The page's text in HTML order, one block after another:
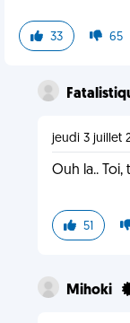
33 65
jeudi 3 juillet
Ouh la.. Toi,
51
Mihoki